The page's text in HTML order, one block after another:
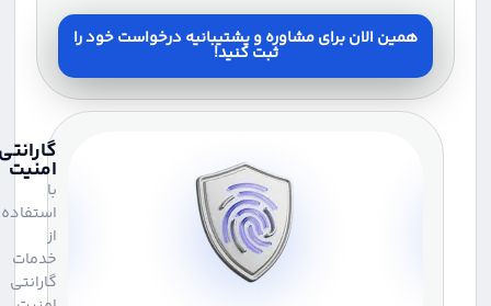
همین الان برای مشاوره و پشتیبانیه درخواست خود را
ثبت کنید!
گارانتی
امنیت
استفاده
خدمات
گارانتی